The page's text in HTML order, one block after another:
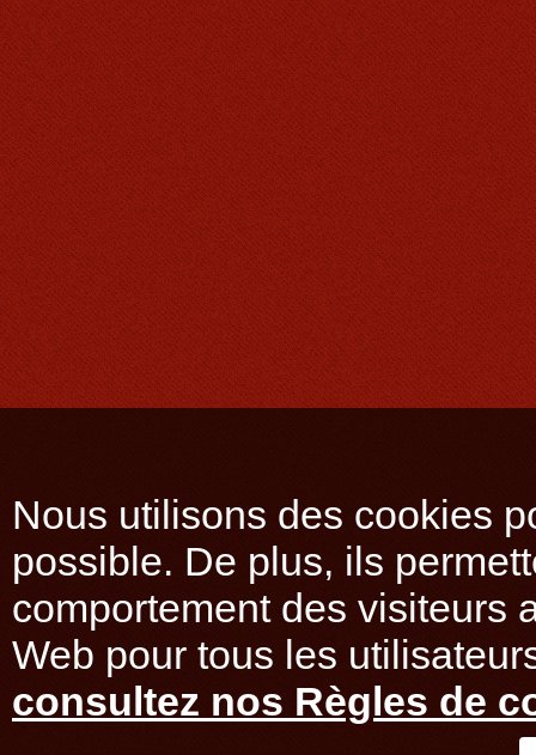
Nous utilisons des cookies
possible. De plus, ils
comportement des visiteurs
Web pour tous les
consultez nos Règles de